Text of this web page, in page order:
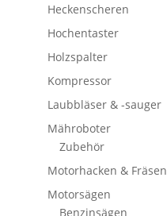
Heckenscheren
Hochentaster
Holzspalter
Kompressor
Laubbläser & -sauger
Mähroboter
Zubehör
Motorhacken & Fräsen
Motorsägen
Benzinsägen